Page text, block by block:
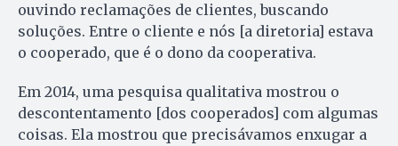
ouvindo reclamações de clientes, buscando
soluções. Entre o cliente e nós [a diretoria] estava
o cooperado, que é o dono da cooperativa.
Em 2014, uma pesquisa qualitativa mostrou o
descontentamento [dos cooperados] com algumas
coisas. Ela mostrou que precisávamos enxugar a